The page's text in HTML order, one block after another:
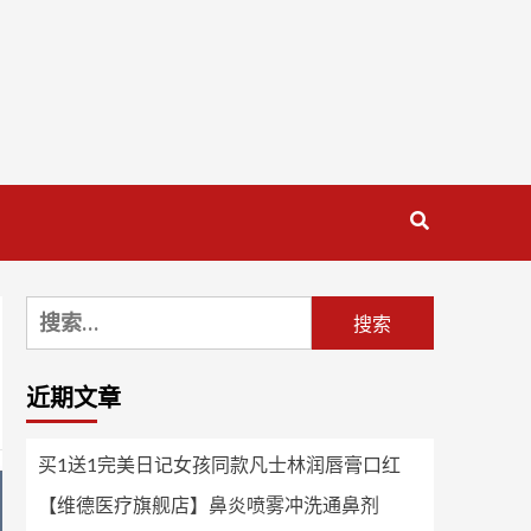
搜
索：
近期文章
买1送1完美日记女孩同款凡士林润唇膏口红
【维德医疗旗舰店】鼻炎喷雾冲洗通鼻剂